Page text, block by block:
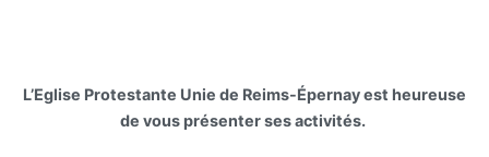
L’Eglise Protestante Unie de Reims-Épernay est heureuse
de vous présenter ses activités.